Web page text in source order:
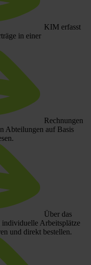
KIM erfasst
in einer
Rechnungen
Abteilungen auf Basis
Über das
individuelle Arbeitsplätze
und direkt bestellen.